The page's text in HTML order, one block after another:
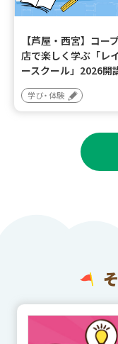
【芦屋・西宮】コー
店で楽しく学ぶ「レ
ースクール」2026開
学び・体験